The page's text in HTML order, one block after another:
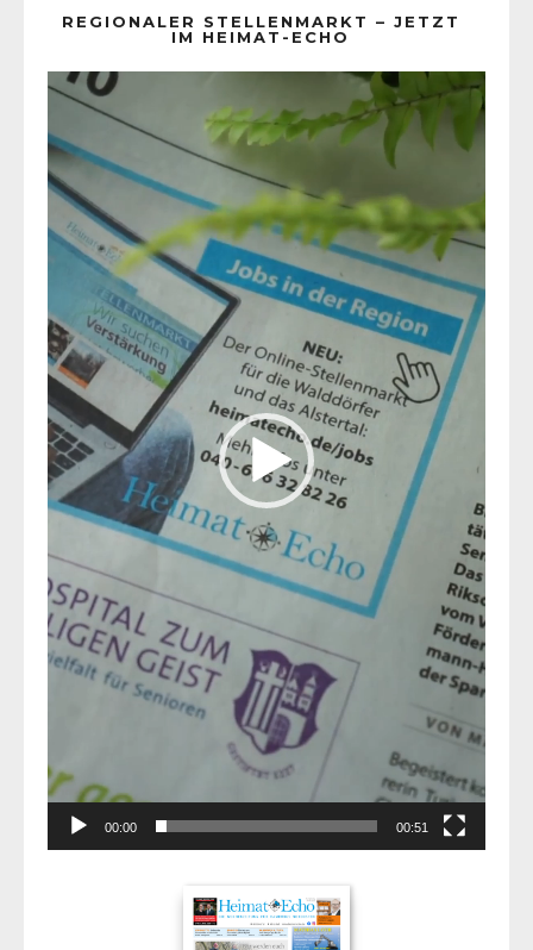
REGIONALER STELLENMARKT – JETZT
IM HEIMAT-ECHO
Player
00:00 00:51